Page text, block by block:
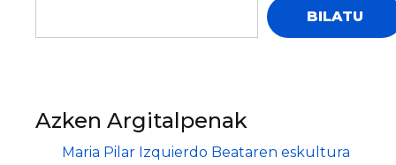
BILATU
Azken Argitalpenak
Maria Pilar Izquierdo Beataren eskultura